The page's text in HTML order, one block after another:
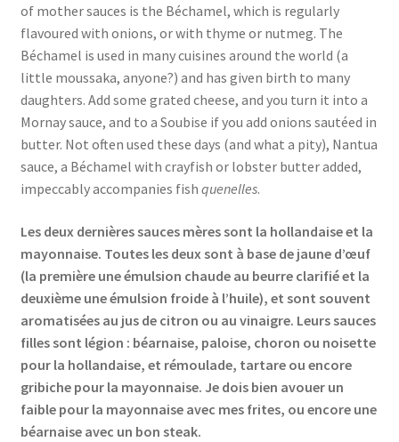
of mother sauces is the Béchamel, which is regularly
flavoured with onions, or with thyme or nutmeg. The
Béchamel is used in many cuisines around the world (a
little moussaka, anyone?) and has given birth to many
daughters. Add some grated cheese, and you turn it into a
Mornay sauce, and to a Soubise if you add onions sautéed in
butter. Not often used these days (and what a pity), Nantua
sauce, a Béchamel with crayfish or lobster butter added,
impeccably accompanies fish quenelles.
Les deux dernières sauces mères sont la hollandaise et la
mayonnaise. Toutes les deux sont à base de jaune d’œuf
(la première une émulsion chaude au beurre clarifié et la
deuxième une émulsion froide à l’huile), et sont souvent
aromatisées au jus de citron ou au vinaigre. Leurs sauces
filles sont légion : béarnaise, paloise, choron ou noisette
pour la hollandaise, et rémoulade, tartare ou encore
gribiche pour la mayonnaise. Je dois bien avouer un
faible pour la mayonnaise avec mes frites, ou encore une
béarnaise avec un bon steak.